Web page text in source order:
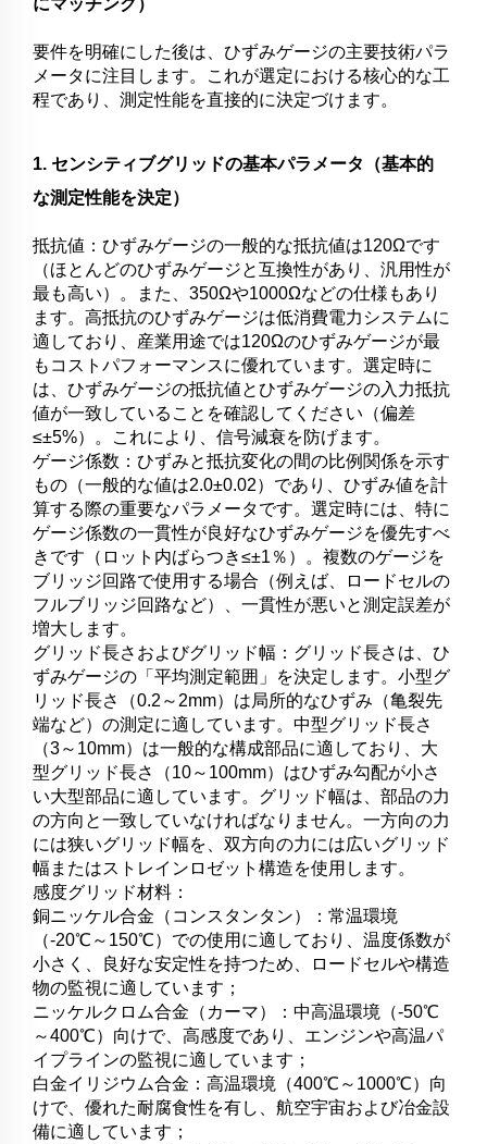
要件を明確にした後は、ひずみゲージの主要技術パラ
メータに注目します。これが選定における核心的な工
程であり、測定性能を直接的に決定づけます。
1. センシティブグリッドの基本パラメータ（基本的
な測定性能を決定）
抵抗値：ひずみゲージの一般的な抵抗値は120Ωです
（ほとんどのひずみゲージと互換性があり、汎用性が
最も高い）。また、350Ωや1000Ωなどの仕様もあり
ます。高抵抗のひずみゲージは低消費電力システムに
適しており、産業用途では120Ωのひずみゲージが最
もコストパフォーマンスに優れています。選定時に
は、ひずみゲージの抵抗値とひずみゲージの入力抵抗
値が一致していることを確認してください（偏差
≤±5%）。これにより、信号減衰を防げます。
ゲージ係数：ひずみと抵抗変化の間の比例関係を示す
もの（一般的な値は2.0±0.02）であり、ひずみ値を計
算する際の重要なパラメータです。選定時には、特に
ゲージ係数の一貫性が良好なひずみゲージを優先すべ
きです（ロット内ばらつき≤±1％）。複数のゲージを
ブリッジ回路で使用する場合（例えば、ロードセルの
フルブリッジ回路など）、一貫性が悪いと測定誤差が
増大します。
グリッド長さおよびグリッド幅：グリッド長さは、ひ
ずみゲージの「平均測定範囲」を決定します。小型グ
リッド長さ（0.2～2mm）は局所的なひずみ（亀裂先
端など）の測定に適しています。中型グリッド長さ
（3～10mm）は一般的な構成部品に適しており、大
型グリッド長さ（10～100mm）はひずみ勾配が小さ
い大型部品に適しています。グリッド幅は、部品の力
の方向と一致していなければなりません。一方向の力
には狭いグリッド幅を、双方向の力には広いグリッド
幅またはストレインロゼット構造を使用します。
感度グリッド材料：
銅ニッケル合金（コンスタンタン）：常温環境
（-20℃～150℃）での使用に適しており、温度係数が
小さく、良好な安定性を持つため、ロードセルや構造
物の監視に適しています；
ニッケルクロム合金（カーマ）：中高温環境（-50℃
～400℃）向けで、高感度であり、エンジンや高温パ
イプラインの監視に適しています；
白金イリジウム合金：高温環境（400℃～1000℃）向
けで、優れた耐腐食性を有し、航空宇宙および冶金設
備に適しています；